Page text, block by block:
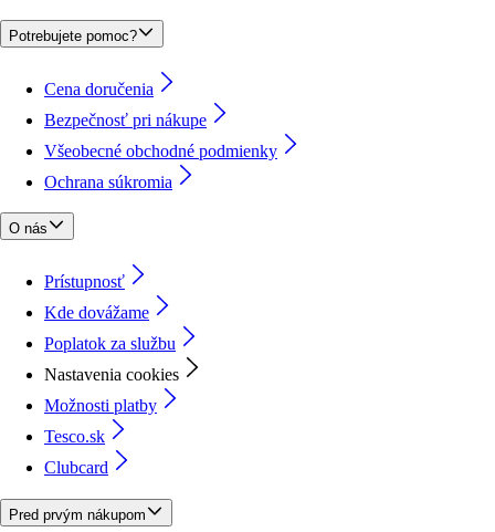
Potrebujete pomoc?
Cena doručenia
Bezpečnosť pri nákupe
Všeobecné obchodné podmienky
Ochrana súkromia
O nás
Prístupnosť
Kde dovážame
Poplatok za službu
Nastavenia cookies
Možnosti platby
Tesco.sk
Clubcard
Pred prvým nákupom